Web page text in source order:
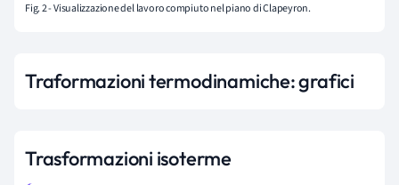
Fig. 2 - Visualizzazione del lavoro compiuto nel piano di Clapeyron.
Traformazioni termodinamiche: grafici
Trasformazioni isoterme